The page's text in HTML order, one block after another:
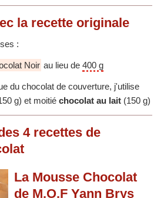
la recette originale
:
Noir au lieu de 400 g
du chocolat de couverture, j'utilise
g) et moitié chocolat au lait (150 g)
4recettes de
La Mousse Chocolat
de M.O.F Yann Brys